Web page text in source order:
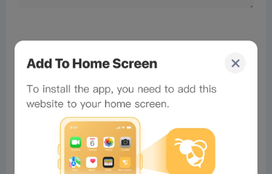
No comments